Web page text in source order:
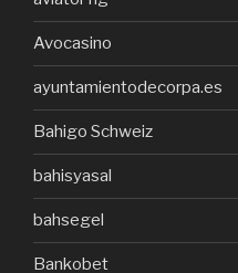
Avocasino
ayuntamientodecorpa.es
Bahigo Schweiz
bahisyasal
bahsegel
Bankobet